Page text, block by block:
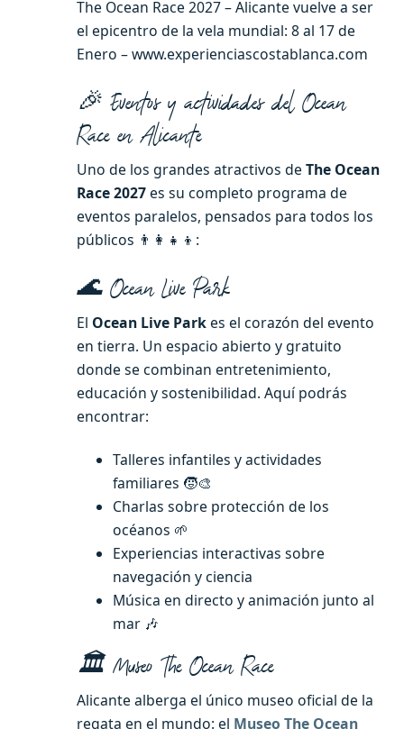
The Ocean Race 2027 – Alicante vuelve a ser
el epicentro de la vela mundial: 8 al 17 de
Enero – www.experienciascostablanca.com
🎉 Eventos y actividades del Ocean
Race en Alicante
Uno de los grandes atractivos de The Ocean
Race 2027es su completo programa de
eventos paralelos, pensados para todos los
públicos 👨‍👩‍👧‍👦:
🌊 Ocean Live Park
El Ocean Live Parkes el corazón del evento
en tierra. Un espacio abierto y gratuito
donde se combinan entretenimiento,
educación y sostenibilidad. Aquí podrás
encontrar:
Talleres infantiles y actividades
familiares 🧒🎨
Charlas sobre protección de los
océanos 🌱
Experiencias interactivas sobre
navegación y ciencia
Música en directo y animación junto al
mar 🎶
🏛️ Museo The Ocean Race
Alicante alberga el único museo oficial de la
regata en el mundo: el Museo The Ocean